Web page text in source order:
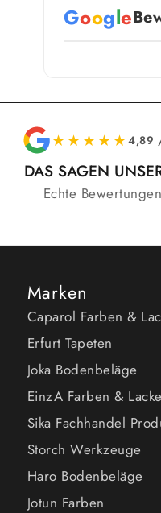
Google
★★★★★4,89
DAS SAGEN
Echte
Marken
Caparol Farben &
Erfurt Tapeten
Joka Bodenbeläge
EinzA Farben & Lacke
Sika Fachhandel
Storch Werkzeuge
Haro Bodenbeläge
Jotun Farben